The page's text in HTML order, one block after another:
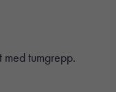
med tumgrepp.